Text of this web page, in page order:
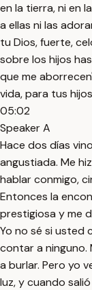
en la tierra, ni en
a ellas ni las
tu Dios, fuerte,
sobre los hijos
que me
vida, para tus
05:02
Speaker A
Hace dos días
angustiada. Me
hablar conmigo,
Entonces la
prestigiosa y me
Yo no sé si usted
contar a ninguno.
a burlar. Pero yo
luz, y cuando